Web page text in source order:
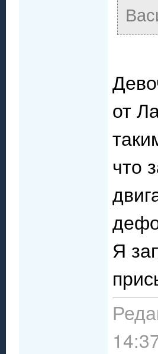
от
что
Я